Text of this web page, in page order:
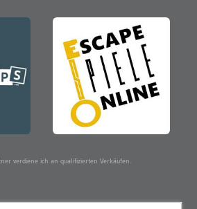
verdiene ich an qualifizierten Verkäufen.